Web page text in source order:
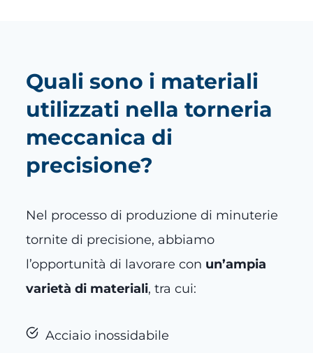
Quali sono i materiali
utilizzati nella torneria
meccanica di
precisione?
Nel processo di produzione di minuterie
tornite di precisione, abbiamo
l’opportunità di lavorare con un’ampia
varietà di materiali, tra cui:
Acciaio inossidabile